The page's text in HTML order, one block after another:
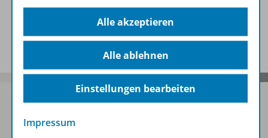
Benachrichtigungs-Service
Sofort profitieren
Alle akzeptieren
Alle ablehnen
Einstellungen bearbeiten
Impressum